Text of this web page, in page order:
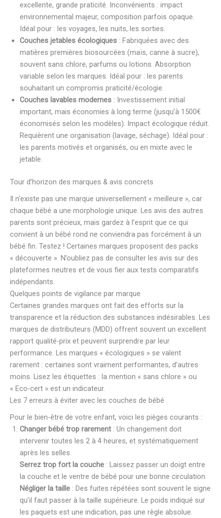
excellente, grande praticité. Inconvénients : impact
environnemental majeur, composition parfois opaque.
Idéal pour : les voyages, les nuits, les sorties.
Couches jetables écologiques : Fabriquées avec des
matières premières biosourcées (maïs, canne à sucre),
souvent sans chlore, parfums ou lotions. Absorption
variable selon les marques. Idéal pour : les parents
souhaitant un compromis praticité/écologie.
Couches lavables modernes : Investissement initial
important, mais économies à long terme (jusqu’à 1500€
économisés selon les modèles). Impact écologique réduit.
Requièrent une organisation (lavage, séchage). Idéal pour :
les parents motivés et organisés, ou en mixte avec le
jetable.
Tour d’horizon des marques & avis concrets
Il n’existe pas une marque universellement « meilleure », car
chaque bébé a une morphologie unique. Les avis des autres
parents sont précieux, mais gardez à l’esprit que ce qui
convient à un bébé rond ne conviendra pas forcément à un
bébé fin. Testez ! Certaines marques proposent des packs
« découverte ». N’oubliez pas de consulter les avis sur des
plateformes neutres et de vous fier aux tests comparatifs
indépendants.
Quelques points de vigilance par marque
Certaines grandes marques ont fait des efforts sur la
transparence et la réduction des substances indésirables. Les
marques de distributeurs (MDD) offrent souvent un excellent
rapport qualité-prix et peuvent surprendre par leur
performance. Les marques « écologiques » se valent
rarement : certaines sont vraiment performantes, d’autres
moins. Lisez les étiquettes : la mention « sans chlore » ou
« Eco-cert » est un indicateur.
Les 7 erreurs à éviter avec les couches de bébé
Pour le bien-être de votre enfant, voici les pièges courants :
Changer bébé trop rarement : Un changement doit
intervenir toutes les 2 à 4 heures, et systématiquement
après les selles.
Serrez trop fort la couche : Laissez passer un doigt entre
la couche et le ventre de bébé pour une bonne circulation.
Négliger la taille : Des fuites répétées sont souvent le signe
qu’il faut passer à la taille supérieure. Le poids indiqué sur
les paquets est une indication, pas une règle absolue.